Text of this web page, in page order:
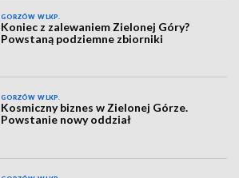
GORZÓW WLKP.
Koniec z zalewaniem Zielonej Góry?
Powstaną podziemne zbiorniki
GORZÓW WLKP.
Kosmiczny biznes w Zielonej Górze.
Powstanie nowy oddział